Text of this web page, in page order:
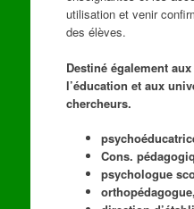
utilisation et venir
des élèves.
Destiné également
l’éducation et aux
chercheurs.
Cons.
psychologue
orthopédagogue,